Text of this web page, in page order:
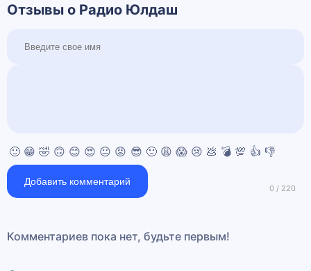
Отзывы о Радио Юлдаш
🙂 😁 🤣 🙃 😊 😍 😐 😡 😎 🙁 😩 😱 😢 💩 💣 💯 👍 👎
Добавить комментарий
Комментариев пока нет, будьте первым!